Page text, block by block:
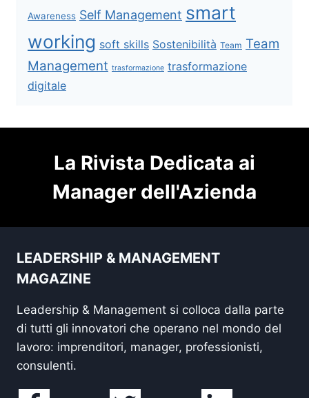
Awareness Self Management smart
working soft skills Sostenibilità Team Team
Management trasformazione trasformazione
digitale
La Rivista Dedicata ai
Manager dell'Azienda
LEADERSHIP & MANAGEMENT
MAGAZINE
Leadership & Management si colloca dalla parte
di tutti gli innovatori che operano nel mondo del
lavoro: imprenditori, manager, professionisti,
consulenti.